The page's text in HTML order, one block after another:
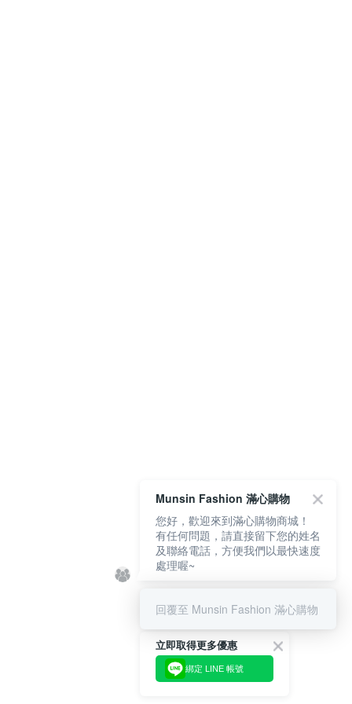
立即取得更多優惠
綁定 LINE 帳號
Munsin Fashion 滿心購物
您好，歡迎來到滿心購物商城！
有任何問題，請直接留下您的姓名
及聯絡電話，方便我們以最快速度
處理喔~
回覆至 Munsin Fashion 滿心購物